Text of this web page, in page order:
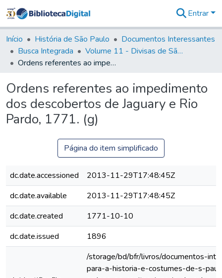
&
Coleções
Tudo na
Biblioteca
Estatísticas
Entrar
Início História de São Paulo
Documentos Interessantes
Busca Integrada
Volume 11 - Divisas de São Paulo e Minas Gerais
Ordens referentes ao impedimento dos descobertos de Jaguary e Rio Pardo, 1771. (g)
Ordens referentes ao impedimento
dos descobertos de Jaguary e Rio
Pardo, 1771. (g)
Página do item simplificado
dc.date.accessioned
2013-11-29T17:48:45Z
dc.date.available
2013-11-29T17:48:45Z
dc.date.created
1771-10-10
dc.date.issued
1896
/storage/bd/bfr/livros/documentos-
para-a-historia-e-costumes-de-s-